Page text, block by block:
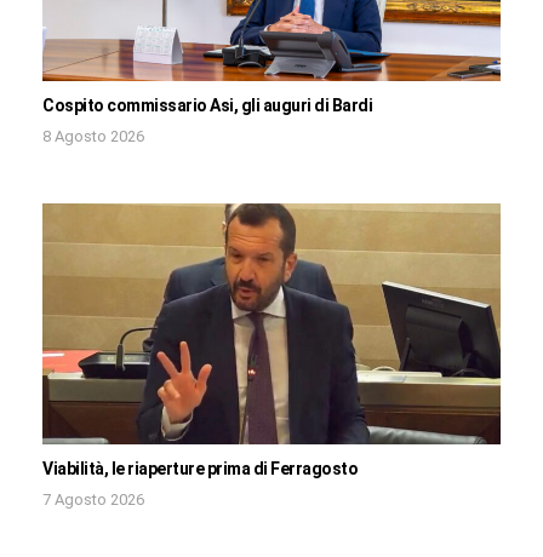
Cospito commissario Asi, gli auguri di Bardi
8 Agosto 2026
Viabilità, le riaperture prima di Ferragosto
7 Agosto 2026